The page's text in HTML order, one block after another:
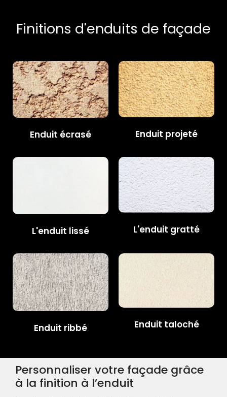
Finitions d'enduits de façade
Enduit écrasé Enduit projeté
L'enduit lissé L'enduit gratté
Enduit ribbé Enduit taloché
Personnaliser votre façade grâce
à la finition à l’enduit